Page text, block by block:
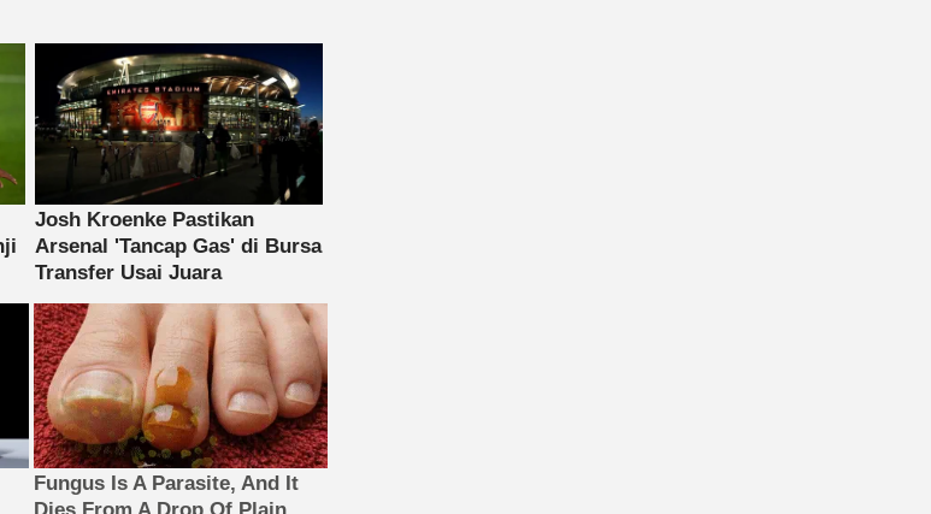
Fungus Is A Parasite, And It